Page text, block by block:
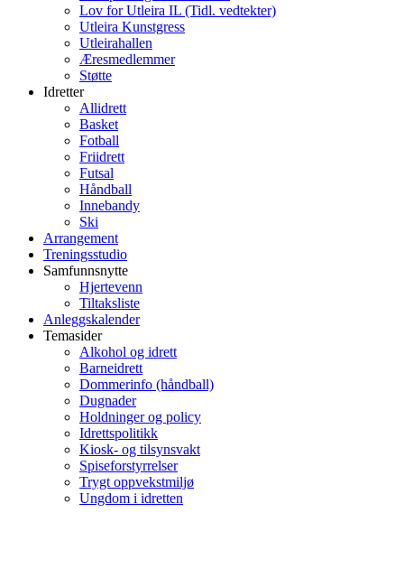
Lov for Utleira IL (Tidl. vedtekter)
Utleira Kunstgress
Utleirahallen
Æresmedlemmer
Støtte
Idretter
Allidrett
Basket
Fotball
Friidrett
Futsal
Håndball
Innebandy
Ski
Arrangement
Treningsstudio
Samfunnsnytte
Hjertevenn
Tiltaksliste
Anleggskalender
Temasider
Alkohol og idrett
Barneidrett
Dommerinfo (håndball)
Dugnader
Holdninger og policy
Idrettspolitikk
Kiosk- og tilsynsvakt
Spiseforstyrrelser
Trygt oppvekstmiljø
Ungdom i idretten